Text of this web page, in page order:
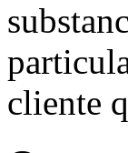
cliente